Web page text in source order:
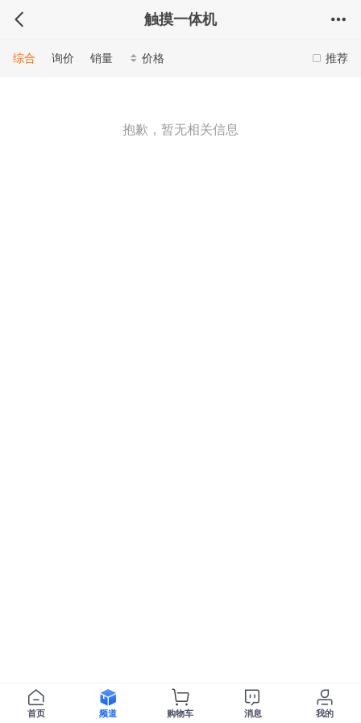
触摸一体机
推荐
综合 询价 销量 价格
抱歉，暂无相关信息
首页 频道 购物车 消息 我的